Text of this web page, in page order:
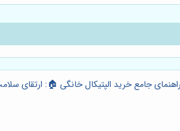
جامع خرید الپتیکال خانگی 🏠: ارتقای